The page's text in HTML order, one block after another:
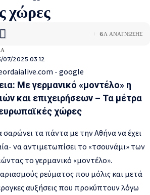
χώρες
07/2025 03:12
6Λ ΑΝΆΓΝΩΣΗΣ
Με γερμανικό «μοντέλο» η
και επιχειρήσεων – Τα μέτρα
χώρες
σαρώνει τα πάντα με την Αθήνα να έχει
να αντιμετωπίσει το «τσουνάμι» των
το γερμανικό «μοντέλο».
ρεύματος που μόλις και μετά
αυξήσεις που προκύπτουν λόγω